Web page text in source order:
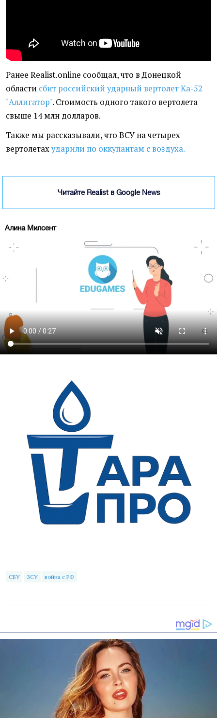
Ранее Realist.online сообщал, что в Донецкой
области сбит российский ударный вертолет Ка-52
"Аллигатор". Стоимость одного такого вертолета
свыше 14 млн долларов.
Также мы рассказывали, что ВСУ на четырех
вертолетахударили по оккупантам с воздуха.
Читайте Realist в Google News
Алина Милсент
СБУ ЗСУ война с РФ